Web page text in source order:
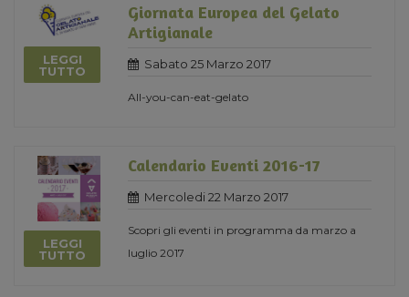
LEGGI
TUTTO
Giornata Europea del Gelato
Artigianale
Sabato 25 Marzo 2017
All-you-can-eat-gelato
LEGGI
TUTTO
Calendario Eventi 2016-17
Mercoledi 22 Marzo 2017
Scopri gli eventi in programma da marzo a
luglio 2017